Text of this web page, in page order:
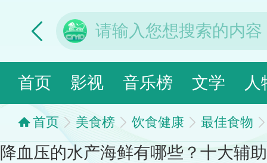
首页 影视 音乐榜 文学 人
首页 美食榜 饮食健康 最佳食物
降血压的水产海鲜有哪些？十大辅